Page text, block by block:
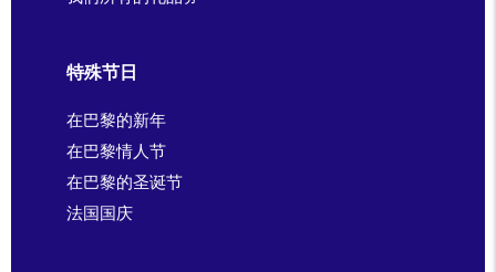
特殊节日
在巴黎的新年
在巴黎情人节
在巴黎的圣诞节
法国国庆